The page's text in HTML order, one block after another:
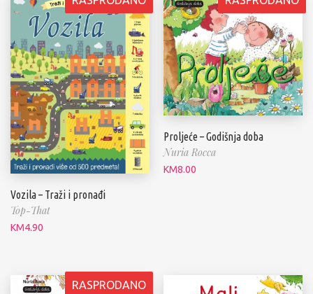
Vozila – Traži i pronađi
Top-That
KM4.90
Proljeće – Godišnja doba
Nuria Rocca
KM8.00
RASPRODANO